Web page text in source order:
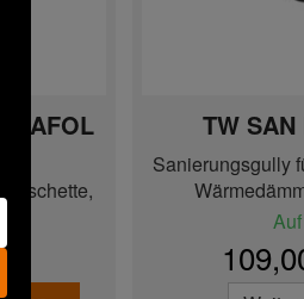
TW
Sanierungsgully